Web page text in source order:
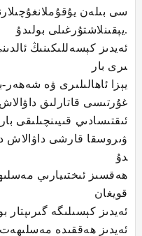
سى بىلەن
يېقىنلاشتۇرغىلى بولىدۇ.
ئەيدىز كېسەللىكىنىڭ
ىرى بار
يېزا ئاھالىلىرى ۋە
غۇرتىسى قاتارلىق
ئىقتىسادىي قىيىنچىلىقى
ۋىروسقا قارشى داۋالاش
دۇ
ھەقسىز ئىختىيارىي
قويغان
ئەيدىز كېسىلىگە گىرىپتار
ئەيدىز ھەققىدە